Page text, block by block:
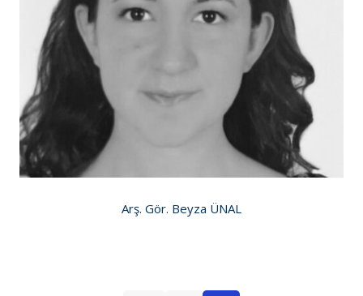
Arş. Gör. Beyza ÜNAL